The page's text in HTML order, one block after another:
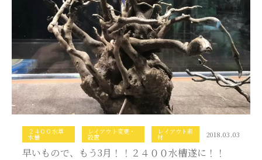
２４００水草
水槽
レイアウト変更・
設置
レイアウト素
材 2018.03.03
早いもので、もう3月！！２４００水槽遂に！！